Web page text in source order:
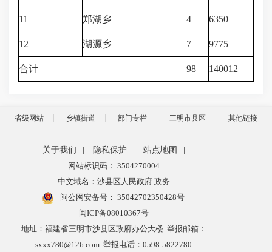
11 郑湖乡 4 6350
12 湖源乡 7 9775
合计 98 140012
省级网站 乡镇街道 部门专栏 三明市县区 其他链接
关于我们 隐私保护 站点地图
网站标识码： 3504270004
中文域名：沙县区人民政府.政务
闽公网安备号： 35042702350428号
闽ICP备08010367号
地址：福建省三明市沙县区政府办公大楼 举报邮箱：
sxxx780@126.com 举报电话：0598-5822780